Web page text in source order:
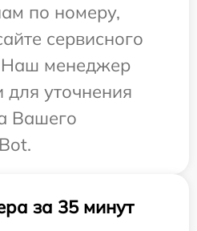
по номеру,
сервисного
Наш менеджер
для уточнения
Вашего
за 35 минут